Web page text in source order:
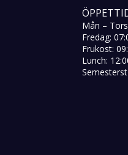
Mån –
Fredag:
Frukost:
Lunch: